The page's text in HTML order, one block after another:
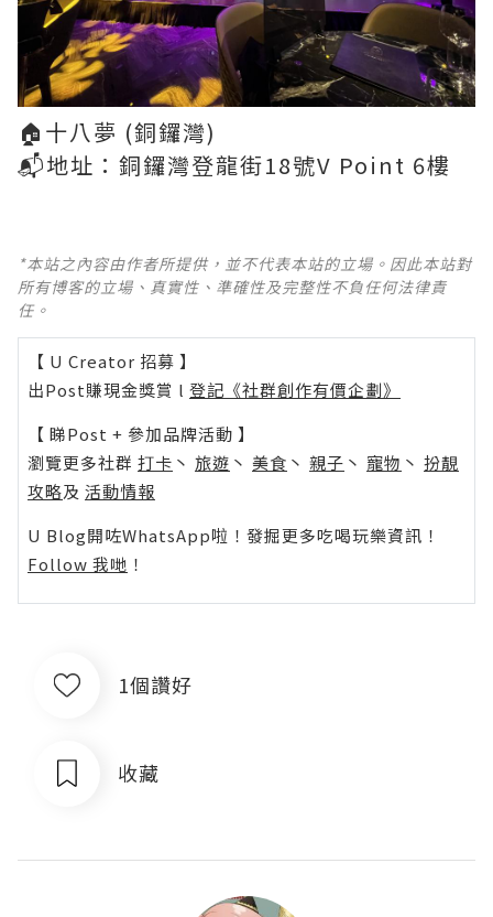
🏠十八夢 (銅鑼灣)
📬地址：銅鑼灣登龍街18號V Point 6樓
*本站之內容由作者所提供，並不代表本站的立場。因此本站對
所有博客的立場、真實性、準確性及完整性不負任何法律責
任。
【 U Creator 招募 】
出Post賺現金獎賞 l 登記《社群創作有價企劃》
【 睇Post + 參加品牌活動 】
瀏覽更多社群 打卡 丶 旅遊 丶 美食 丶 親子 丶 寵物 丶 扮靚
攻略及 活動情報
U Blog開咗WhatsApp啦！發掘更多吃喝玩樂資訊！
Follow 我哋 ！
1個讚好
收藏